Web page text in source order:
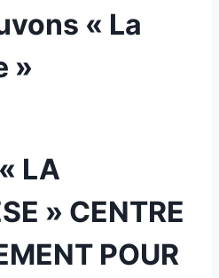
« La
»
LA
» CENTRE
POUR